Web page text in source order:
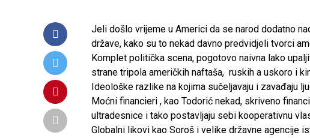
Jeli došlo vrijeme u Americi da se narod dodatno
države, kako su to nekad davno predvidjeli tvorci
Komplet politička scena, pogotovo naivna lako
strane tripola američkih naftaša, ruskih a uskoro i
Ideološke razlike na kojima sučeljavaju i zavađaju
Moćni financieri , kao Todorić nekad, skriveno
ultradesnice i tako postavljaju sebi kooperativnu
Globalni likovi kao Soroš i velike državne agencije